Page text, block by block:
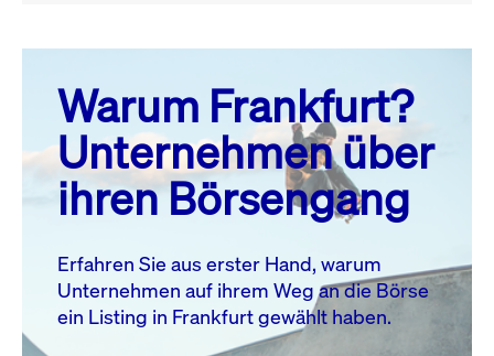
August 26
MO. DI. MI. DO. FR. SA. SO.
1
2
3
4 5 6 7 8
10 11 13 14
17
18 19 20 21 22
23
27 28
Warum Frankfurt?
Unternehmen über
ihren Börsengang
Erfahren Sie aus erster Hand, warum
Unternehmen auf ihrem Weg an die Börse
ein Listing in Frankfurt gewählt haben.